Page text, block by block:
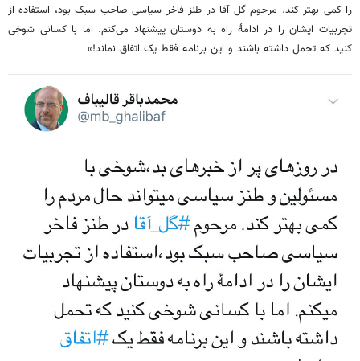
را کمی بهتر کند. مرحوم ⁧گل آقا⁩ در طنز فاخر سیاسی صاحب سبک بود، استفاده از
تجربیات ایشان را در ادامهٔ راه به دوستان پیشنهاد می‌کنم. اما با کسانی شوخی
کنید که تحمل داشته باشند و این برنامه فقط یک ⁧اتفاق⁩ نماند!»